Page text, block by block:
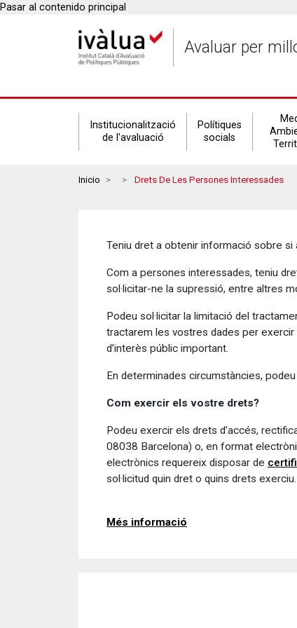
Pasar al contenido principal
Avaluar per
Secondary
navigation
Institucionalització
de l'avaluació
Polítiques
socials
Breadcrumbs
Inicio Drets De Les Persones Interessades
Teniu dret a obtenir informació sobre
Com a persones interessades, teniu
sol·licitar-ne la supressió, entre altres
Podeu sol·licitar la limitació del
tractarem les vostres dades per
d’interès públic important.
En determinades circumstàncies,
Com exercir els vostre drets?
Podeu exercir els drets d’accés,
08038 Barcelona) o, en format
electrònics requereix disposar de
sol·licitud quin dret o quins drets exerciu.
Més informació